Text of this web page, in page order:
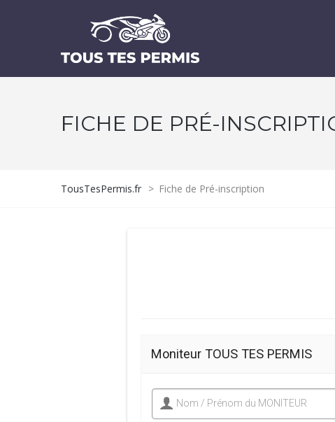
FICHE DE PRÉ-
TousTesPermis.fr > Fiche de Pré-inscription
Moniteur TOUS TES PERMIS
Nom / Prénom du MONITEUR